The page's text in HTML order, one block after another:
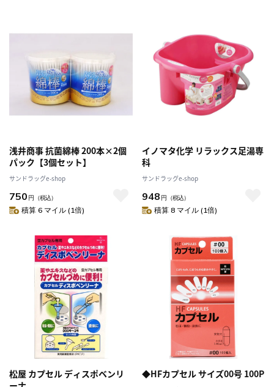
浅井商事 抗菌綿棒 200本×2個
パック【3個セット】
サンドラッグe-shop
750 円 （税込）
積算 6 マイル (1倍)
イノマタ化学 リラックス足湯専
科
サンドラッグe-shop
948 円 （税込）
積算 8 マイル (1倍)
松屋 カプセル ディスポベンリ
◆HFカプセル サイズ00号 100P